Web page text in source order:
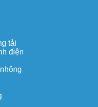
tải
điện